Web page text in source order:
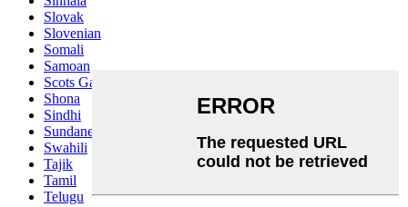
Slovak
Slovenian
Somali
Samoan
Scots Gaelic
Shona
Sindhi
Sundanese
Swahili
Tajik
Tamil
Telugu